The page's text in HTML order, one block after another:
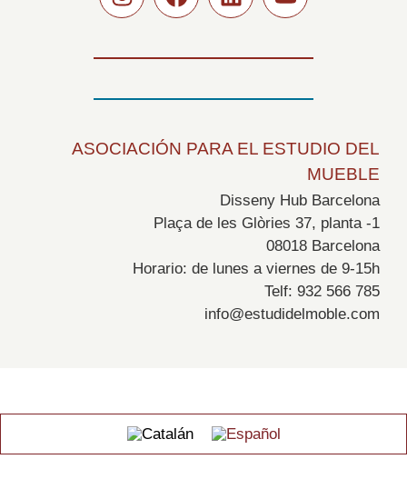
ASOCIACIÓN PARA EL ESTUDIO DEL
MUEBLE
Disseny Hub Barcelona
Plaça de les Glòries 37, planta -1
08018 Barcelona
Horario: de lunes a viernes de 9-15h
Telf: 932 566 785
info@estudidelmoble.com